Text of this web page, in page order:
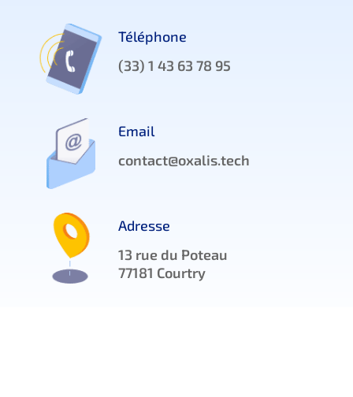
Téléphone
(33) 1 43 63 78 95
Email
contact@oxalis.tech
Adresse
13 rue du Poteau
77181 Courtry